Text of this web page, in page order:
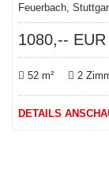
Feuerbach,
1080,-- EUR
52 m² 2
DETAILS